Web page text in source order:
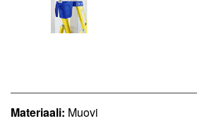
Materiaali: Muovi